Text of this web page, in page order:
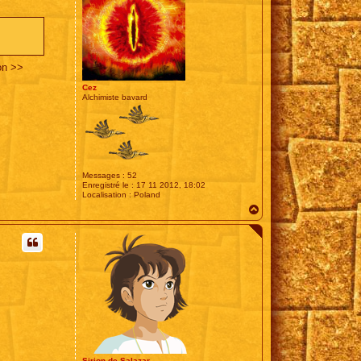
Cez
Alchimiste bavard
Messages : 52
Enregistré le : 17 11 2012, 18:02
Localisation : Poland
>>
a
u